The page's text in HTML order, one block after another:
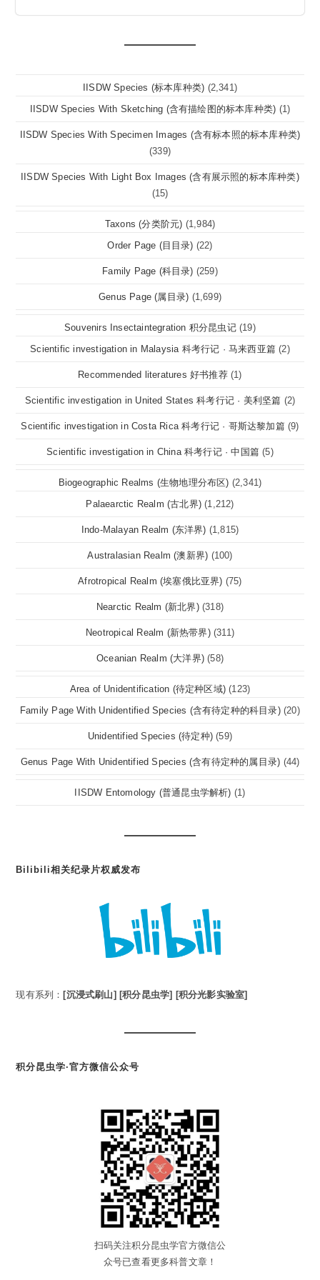
IISDW Species (标本库种类) (2,341)
IISDW Species With Sketching (含有描绘图的标本库种类) (1)
IISDW Species With Specimen Images (含有标本照的标本库种类)
(339)
IISDW Species With Light Box Images (含有展示照的标本库种类)
(15)
Taxons (分类阶元) (1,984)
Order Page (目目录) (22)
Family Page (科目录) (259)
Genus Page (属目录) (1,699)
Souvenirs Insectaintegration 积分昆虫记 (19)
Scientific investigation in Malaysia 科考行记 · 马来西亚篇 (2)
Recommended literatures 好书推荐 (1)
Scientific investigation in United States 科考行记 · 美利坚篇 (2)
Scientific investigation in Costa Rica 科考行记 · 哥斯达黎加篇 (9)
Scientific investigation in China 科考行记 · 中国篇 (5)
Biogeographic Realms (生物地理分布区) (2,341)
Palaearctic Realm (古北界) (1,212)
Indo-Malayan Realm (东洋界) (1,815)
Australasian Realm (澳新界) (100)
Afrotropical Realm (埃塞俄比亚界) (75)
Nearctic Realm (新北界) (318)
Neotropical Realm (新热带界) (311)
Oceanian Realm (大洋界) (58)
Area of Unidentification (待定种区域) (123)
Family Page With Unidentified Species (含有待定种的科目录) (20)
Unidentified Species (待定种) (59)
Genus Page With Unidentified Species (含有待定种的属目录) (44)
IISDW Entomology (普通昆虫学解析) (1)
Bilibili相关纪录片权威发布
现有系列： [沉浸式刷山] [积分昆虫学] [积分光影实验室]
积分昆虫学·官方微信公众号
扫码关注积分昆虫学官方微信公
众号已查看更多科普文章！